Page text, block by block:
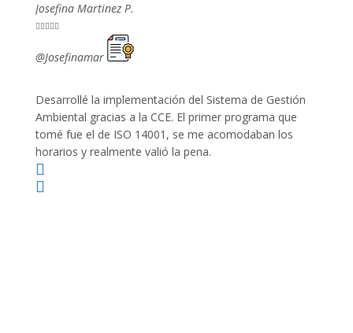
Josefina Martinez P.

@Josefinamar
Desarrollé la implementación del Sistema de Gestión
Ambiental gracias a la CCE. El primer programa que
tomé fue el de ISO 14001, se me acomodaban los
horarios y realmente valió la pena.